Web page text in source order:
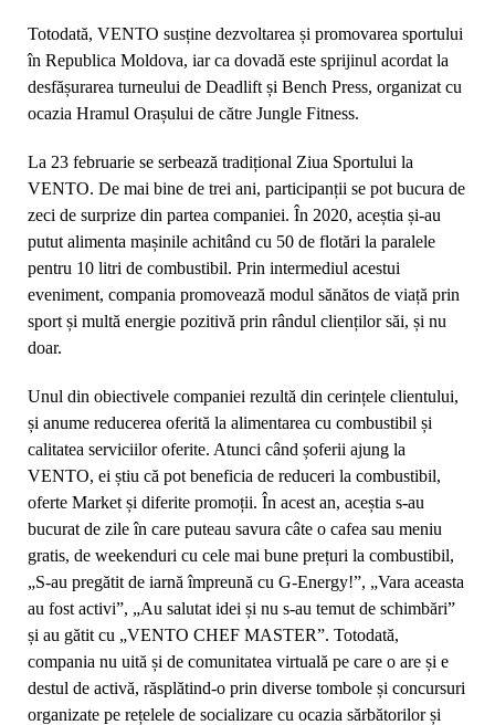
Totodată, VENTO susține dezvoltarea și promovarea sportului
în Republica Moldova, iar ca dovadă este sprijinul acordat la
desfășurarea turneului de Deadlift și Bench Press, organizat cu
ocazia Hramul Orașului de către Jungle Fitness.
La 23 februarie se serbează tradițional Ziua Sportului la
VENTO. De mai bine de trei ani, participanții se pot bucura de
zeci de surprize din partea companiei. În 2020, aceștia și-au
putut alimenta mașinile achitând cu 50 de flotări la paralele
pentru 10 litri de combustibil. Prin intermediul acestui
eveniment, compania promovează modul sănătos de viață prin
sport și multă energie pozitivă prin rândul clienților săi, și nu
doar.
Unul din obiectivele companiei rezultă din cerințele clientului,
și anume reducerea oferită la alimentarea cu combustibil și
calitatea serviciilor oferite. Atunci când șoferii ajung la
VENTO, ei știu că pot beneficia de reduceri la combustibil,
oferte Market și diferite promoții. În acest an, aceștia s-au
bucurat de zile în care puteau savura câte o cafea sau meniu
gratis, de weekenduri cu cele mai bune prețuri la combustibil,
„S-au pregătit de iarnă împreună cu G-Energy!”, „Vara aceasta
au fost activi”, „Au salutat idei și nu s-au temut de schimbări”
și au gătit cu „VENTO CHEF MASTER”. Totodată,
compania nu uită și de comunitatea virtuală pe care o are și e
destul de activă, răsplătind-o prin diverse tombole și concursuri
organizate pe rețelele de socializare cu ocazia sărbătorilor și